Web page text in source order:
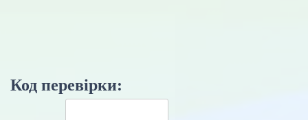
Код перевірки: